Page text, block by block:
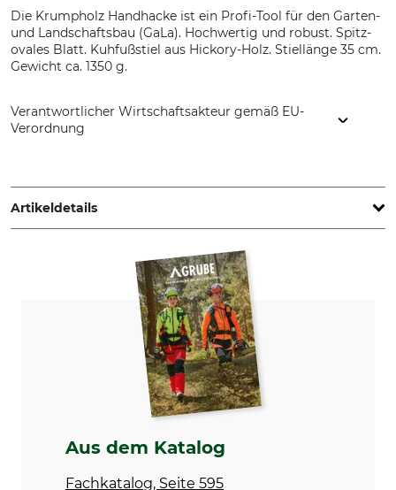
Die Krumpholz Handhacke ist ein Profi-Tool für den Garten-
und Landschaftsbau (GaLa). Hochwertig und robust. Spitz-
ovales Blatt. Kuhfußstiel aus Hickory-Holz. Stiellänge 35 cm.
Gewicht ca. 1350 g.
Verantwortlicher Wirtschaftsakteur gemäß EU-
Verordnung
Grafengehaig, Germany, www.krumpholz1799.de
Artikeldetails
Produkttyp
Hacke
Holzart
Hickory
Aus dem Katalog
Fachkatalog, Seite 595